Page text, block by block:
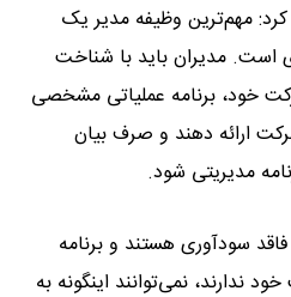
مهم‌ترین وظیفه مدیر یک
است. مدیران باید با شناخت
خود، برنامه عملیاتی مشخصی
ارائه دهند و صرف بیان
مدیریتی شود.
سودآوری هستند و برنامه
نمی‌توانند اینگونه به